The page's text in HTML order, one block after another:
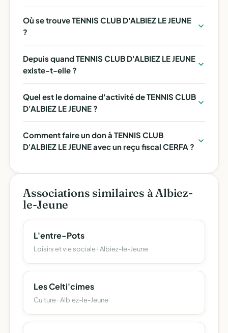
Où se trouve TENNIS CLUB D'ALBIEZ LE JEUNE
?
Depuis quand TENNIS CLUB D'ALBIEZ LE JEUNE
existe-t-elle ?
Quel est le domaine d'activité de TENNIS CLUB
D'ALBIEZ LE JEUNE ?
Comment faire un don à TENNIS CLUB
D'ALBIEZ LE JEUNE avec un reçu fiscal CERFA ?
Associations similaires à Albiez-
le-Jeune
L'entre-Pots
Loisirs et vie sociale · Albiez-le-Jeune
Les Celti'cimes
Culture · Albiez-le-Jeune